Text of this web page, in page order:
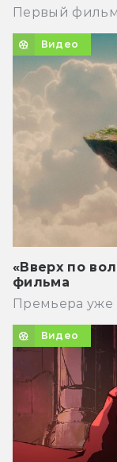
Первый фильм
Видео
«Вверх по
фильма
Премьера уже
Видео